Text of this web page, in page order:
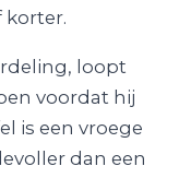
korter.
loopt
voordat hij
is een vroege
dan een